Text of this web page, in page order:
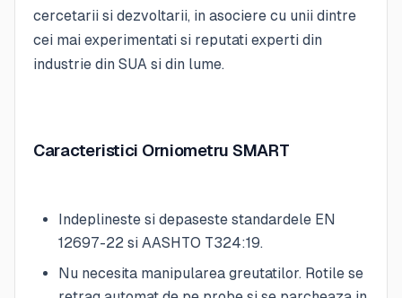
cercetarii si dezvoltarii, in asociere cu unii dintre
cei mai experimentati si reputati experti din
industrie din SUA si din lume.
Caracteristici Orniometru SMART
Indeplineste si depaseste standardele EN
12697-22 si AASHTO T324:19.
Nu necesita manipularea greutatilor. Rotile se